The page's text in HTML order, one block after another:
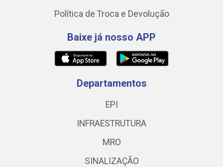
Política de Troca e Devolução
Baixe já nosso APP
Departamentos
EPI
INFRAESTRUTURA
MRO
SINALIZAÇÃO